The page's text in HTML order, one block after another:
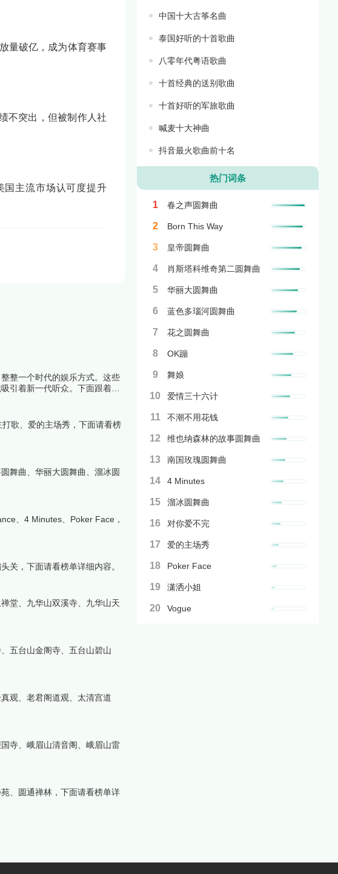
量破亿，成为体育赛事
不突出，但被制作人社
国主流市场认可度提升
整一个时代的娱乐方式。这些
引着新一代听众。下面跟着榜
歌、爱的主场秀，下面请看榜
舞曲、华丽大圆舞曲、溜冰圆
、4 Minutes、Poker Face，
关，下面请看榜单详细内容。
堂、九华山双溪寺、九华山天
五台山金阁寺、五台山碧山
观、老君阁道观、太清宫道
寺、峨眉山清音阁、峨眉山雷
、圆通禅林，下面请看榜单详
中国十大古筝名曲
泰国好听的十首歌曲
八零年代粤语歌曲
十首经典的送别歌曲
十首好听的军旅歌曲
喊麦十大神曲
抖音最火歌曲前十名
热门词条
1 春之声圆舞曲
2 Born This Way
3 皇帝圆舞曲
4 肖斯塔科维奇第二圆舞曲
5 华丽大圆舞曲
6 蓝色多瑙河圆舞曲
7 花之圆舞曲
8 OK蹦
9 舞娘
10 爱情三十六计
11 不潮不用花钱
12 维也纳森林的故事圆舞曲
13 南国玫瑰圆舞曲
14 4 Minutes
15 溜冰圆舞曲
16 对你爱不完
17 爱的主场秀
18 Poker Face
19 潇洒小姐
20 Vogue